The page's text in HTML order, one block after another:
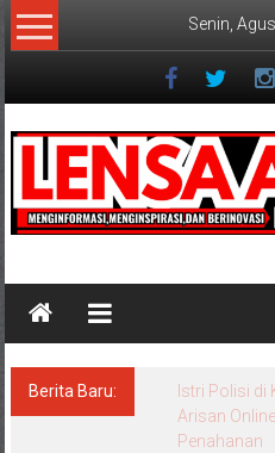
Lompat
ke
Senin,
Berita Baru:
Istri Polisi di
Arisan
Penahanan